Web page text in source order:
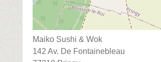
Maiko Sushi & Wok
142 Av. De Fontainebleau